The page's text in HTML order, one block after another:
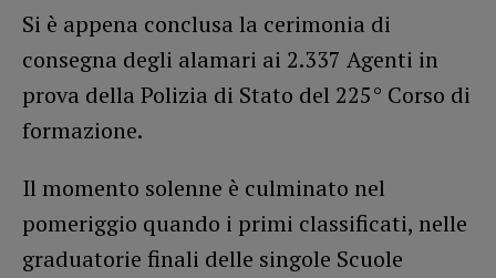
Si è appena conclusa la cerimonia di
consegna degli alamari ai 2.337 Agenti in
prova della Polizia di Stato del 225° Corso di
formazione.
Il momento solenne è culminato nel
pomeriggio quando i primi classificati, nelle
graduatorie finali delle singole Scuole